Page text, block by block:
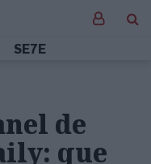
SE7E
de
que